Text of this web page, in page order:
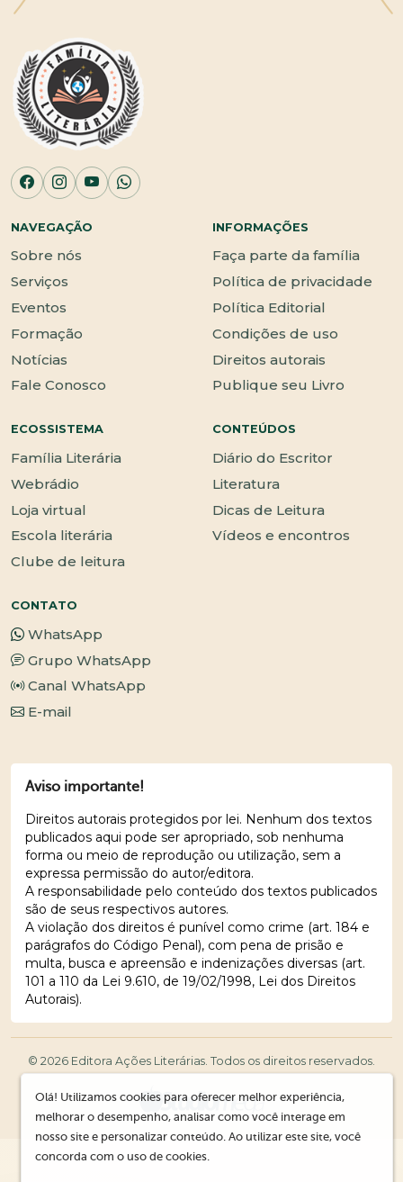
NAVEGAÇÃO
Sobre nós
Serviços
Eventos
Formação
Notícias
Fale Conosco
INFORMAÇÕES
Faça parte da família
Política de privacidade
Política Editorial
Condições de uso
Direitos autorais
Publique seu Livro
ECOSSISTEMA
Família Literária
Webrádio
Loja virtual
Escola literária
Clube de leitura
CONTEÚDOS
Diário do Escritor
Literatura
Dicas de Leitura
Vídeos e encontros
CONTATO
WhatsApp
Grupo WhatsApp
Canal WhatsApp
E-mail
Aviso importante!
Direitos autorais protegidos por lei. Nenhum dos textos
publicados aqui pode ser apropriado, sob nenhuma
forma ou meio de reprodução ou utilização, sem a
expressa permissão do autor/editora.
A responsabilidade pelo conteúdo dos textos publicados
são de seus respectivos autores.
A violação dos direitos é punível como crime (art. 184 e
parágrafos do Código Penal), com pena de prisão e
multa, busca e apreensão e indenizações diversas (art.
101 a 110 da Lei 9.610, de 19/02/1998, Lei dos Direitos
Autorais).
© 2026 Editora Ações Literárias. Todos os direitos reservados.
Olá! Utilizamos cookies para oferecer melhor experiência,
melhorar o desempenho, analisar como você interage em
nosso site e personalizar conteúdo. Ao utilizar este site, você
concorda com o uso de cookies.